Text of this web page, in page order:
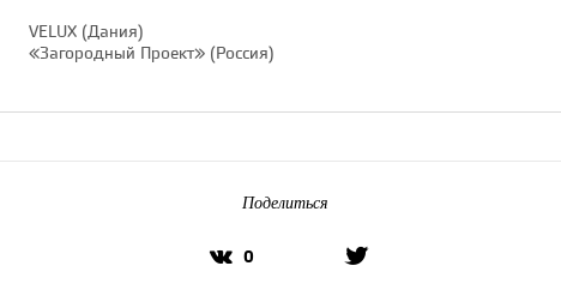
VELUX (Дания)
«Загородный Проект» (Россия)
Поделиться
0